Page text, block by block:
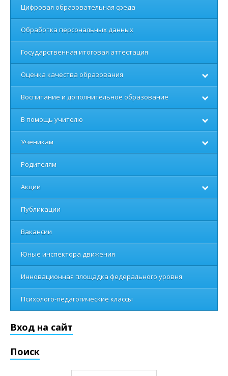
Цифровая образовательная среда
Обработка персональных данных
Государственная итоговая аттестация
Оценка качества образования
Воспитание и дополнительное образование
В помощь учителю
Ученикам
Родителям
Акции
Публикации
Вакансии
Юные инспектора движения
Инновационная площадка федерального уровня
Психолого-педагогические классы
Вход на сайт
Поиск